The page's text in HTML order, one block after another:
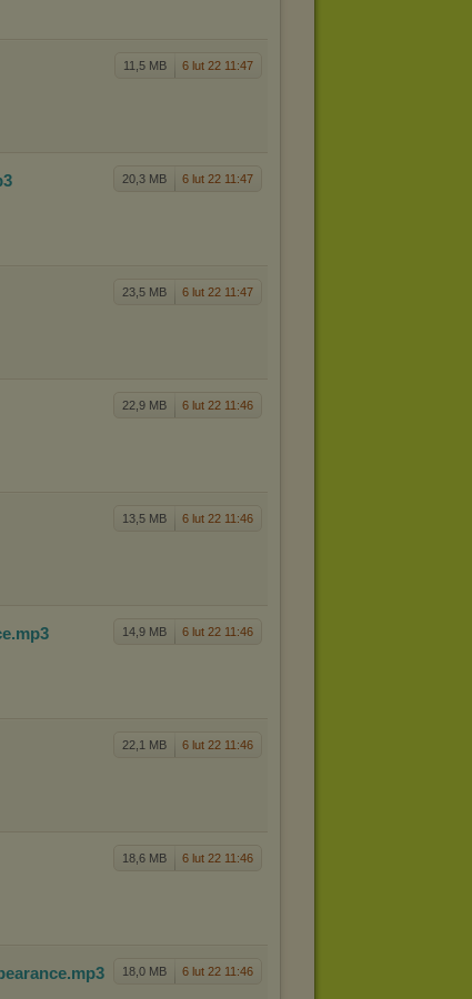
11,5 MB 6 lut 22 11:47
20,3 MB 6 lut 22 11:47
23,5 MB 6 lut 22 11:47
22,9 MB 6 lut 22 11:46
13,5 MB 6 lut 22 11:46
14,9 MB 6 lut 22 11:46
.mp3
22,1 MB 6 lut 22 11:46
18,6 MB 6 lut 22 11:46
18,0 MB 6 lut 22 11:46
.mp3